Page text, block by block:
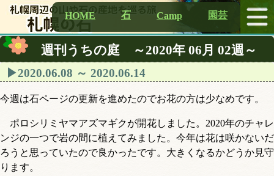
HOME 石 Camp 園芸
週刊うちの庭 ～2020年 06月 02週～
2020.06.08 ～ 2020.06.14
今週は石ページの更新を進めたのでお花の方は少なめです。
ポロシリミヤマアズマギクが開花しました。2020年のチャレ
ンジの一つで岩の間に植えてみました。今年は花は咲かないだ
ろうと思っていたので良かったです。大きくなるかどうか見守
ります。